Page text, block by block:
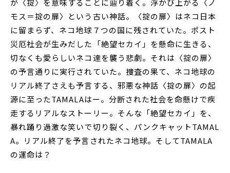
が〈掟〉を意味することに辿り着く。浮かび上がる〈ノ
モス＝掟の扉〉という古い神話。〈掟の扉〉はネコ日本
に留まらず、ネコ地球７つの国に残されていた。ポスト
災厄社会が生みだした「絶望セカイ」を懸命に生きる、
切なくも愛らしいネコ達を襲う悲劇。それは〈掟の扉〉
の予言通りに実行されていた。捜査の果て、ネコ地球の
リアル終了さえも予言する、邪悪な神話〈掟の扉〉の起
源に至ったTAMALAはー。分断された社会を命懸けで疾
走するリアルなストーリー。そんな「絶望セカイ」を、
暴れ踊り過激な笑いで切り裂く、パンクキャットTAMAL
A。リアル終了を予言されたネコ地球。そしてTAMALA
の運命は？